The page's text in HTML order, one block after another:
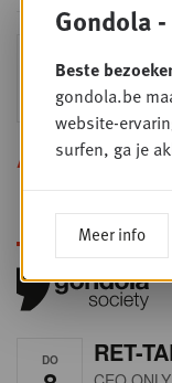
24
SEP
2026
Sales &
Alle opleidingen
DO RET-
Gondola
Beste
gondola.be
website-
surfen, ga je
Meer info